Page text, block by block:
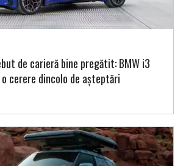
de carieră bine pregătit: BMW i3
cerere dincolo de așteptări